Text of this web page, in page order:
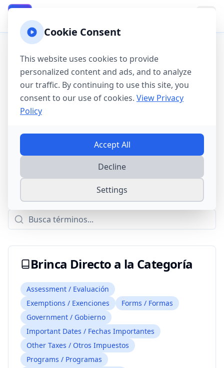
CA
Home Tax Guides Property Tax Glossary
Glosario de Property
Tax de California
California es esencial para los propietarios.
Este glosario completo explica términos
clave, proposiciones, y conceptos que
afectan tus property taxes.
Brinca Directo a la Categoría
Assessment / Evaluación
Exemptions / Exenciones
Forms / Formas
Government / Gobierno
Important Dates / Fechas Importantes
Other Taxes / Otros Impuestos
Programs / Programas
Cookie Consent
This website uses cookies to provide
personalized content and ads, and to analyze
our traffic. By continuing to use this site, you
consent to our use of cookies. View Privacy
Policy
Accept All
Decline
Settings